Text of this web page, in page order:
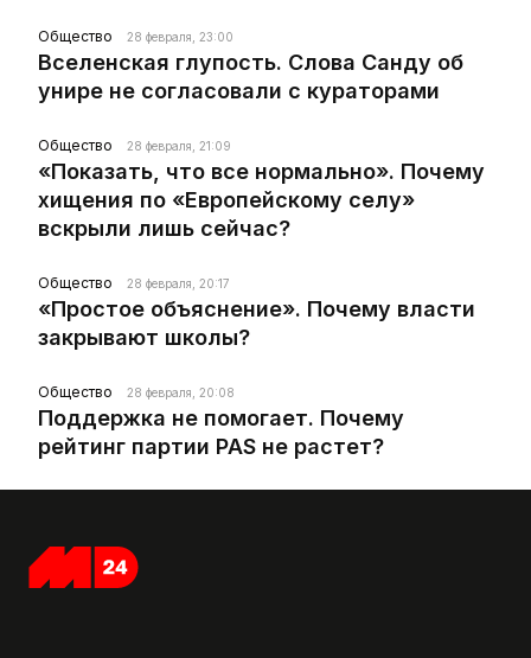
Общество 28 февраля, 23:00
Вселенская глупость. Слова Санду об
унире не согласовали с кураторами
Общество 28 февраля, 21:09
«Показать, что все нормально». Почему
хищения по «Европейскому селу»
вскрыли лишь сейчас?
Общество 28 февраля, 20:17
«Простое объяснение». Почему власти
закрывают школы?
Общество 28 февраля, 20:08
Поддержка не помогает. Почему
рейтинг партии PAS не растет?